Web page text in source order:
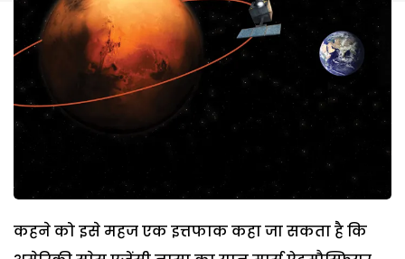
कहने को इसे महज एक इत्तफाक कहा जा सकता है कि